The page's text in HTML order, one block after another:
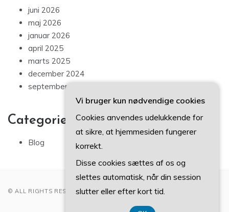
juni 2026
maj 2026
januar 2026
april 2025
marts 2025
december 2024
september 2024
Categories
Blog
© ALL RIGHTS RESERVED 2022
Vi bruger kun nødvendige cookies
Cookies anvendes udelukkende for
at sikre, at hjemmesiden fungerer
korrekt.
Disse cookies sættes af os og
slettes automatisk, når din session
slutter eller efter kort tid.